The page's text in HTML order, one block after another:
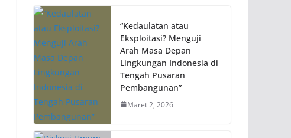
“Kedaulatan atau
Eksploitasi? Menguji
Arah Masa Depan
Lingkungan Indonesia di
Tengah Pusaran
Pembangunan”
Maret 2, 2026